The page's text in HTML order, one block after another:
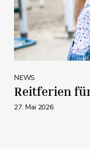
NEWS
Reitferien
27. Mai 2026